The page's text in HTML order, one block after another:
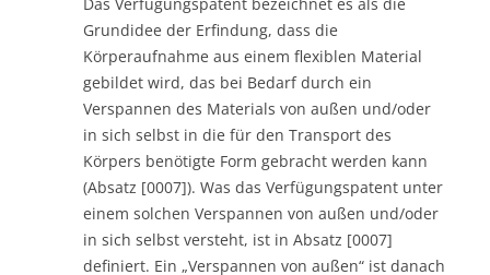
Grundidee der Erfindung, dass die
Körperaufnahme aus einem flexiblen Material
gebildet wird, das bei Bedarf durch ein
Verspannen des Materials von außen und/oder
in sich selbst in die für den Transport des
Körpers benötigte Form gebracht werden kann
(Absatz [0007]). Was das Verfügungspatent unter
einem solchen Verspannen von außen und/oder
in sich selbst versteht, ist in Absatz [0007]
definiert. Ein „Verspannen von außen“ ist danach